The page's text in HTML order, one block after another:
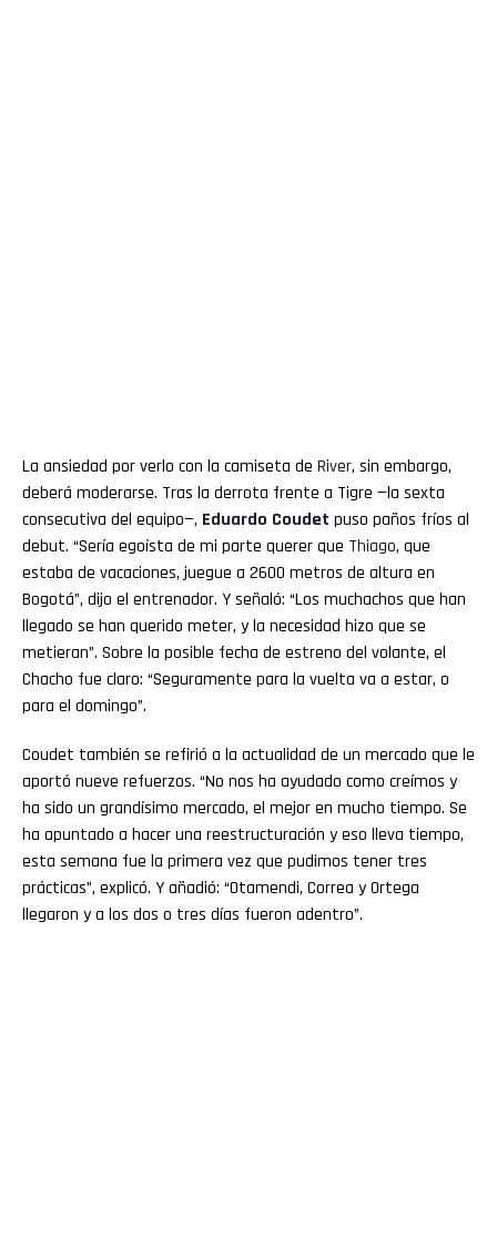
La ansiedad por verlo con la camiseta de River, sin embargo,
deberá moderarse. Tras la derrota frente a Tigre —la sexta
consecutiva del equipo—, Eduardo Coudet puso paños fríos al
debut. “Sería egoísta de mi parte querer que Thiago, que
estaba de vacaciones, juegue a 2600 metros de altura en
Bogotá”, dijo el entrenador. Y señaló: “Los muchachos que han
llegado se han querido meter, y la necesidad hizo que se
metieran”. Sobre la posible fecha de estreno del volante, el
Chacho fue claro: “Seguramente para la vuelta va a estar, o
para el domingo”.
Coudet también se refirió a la actualidad de un mercado que le
aportó nueve refuerzos. “No nos ha ayudado como creímos y
ha sido un grandísimo mercado, el mejor en mucho tiempo. Se
ha apuntado a hacer una reestructuración y eso lleva tiempo,
esta semana fue la primera vez que pudimos tener tres
prácticas”, explicó. Y añadió: “Otamendi, Correa y Ortega
llegaron y a los dos o tres días fueron adentro”.